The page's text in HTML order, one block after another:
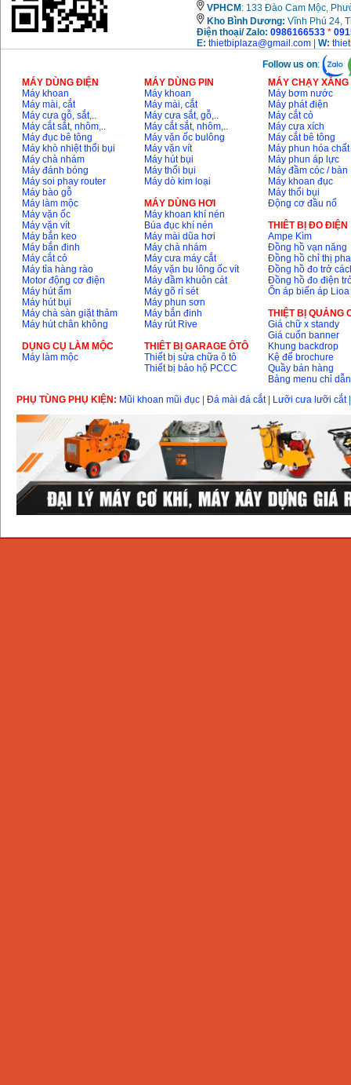
VPHCM : 133 Đào Cam Mộc,
Kho Bình Dương: Vĩnh Phú 24,
Điện thoại/ Zalo: 0986166533 *
E: thietbiplaza@gmail.com W:
Follow us on:
MÁY DÙNG ĐIỆN
Máy khoan
Máy mài, cắt
Máy cưa gỗ, sắt,..
Máy cắt sắt, nhôm,..
Máy đục bê tông
Máy khò nhiệt thổi bụi
Máy chà nhám
Máy đánh bóng
Máy soi phay router
Máy bào gỗ
Máy làm mộc
Máy vặn ốc
Máy vặn vít
Máy bắn keo
Máy bắn đinh
Máy cắt cỏ
Máy tỉa hàng rào
Motor động cơ điện
Máy hút ẩm
Máy hút bụi
Máy chà sàn giặt thảm
Máy hút chân không
DỤNG CỤ LÀM MỘC
Máy làm mộc
MÁY DÙNG PIN
Máy khoan
Máy mài, cắt
Máy cưa sắt, gỗ,..
Máy cắt sắt, nhôm,..
Máy vặn ốc bulông
Máy vặn vít
Máy hút bụi
Máy thổi bụi
Máy dò kim loại
MÁY DÙNG HƠI
Máy khoan khí nén
Búa đục khí nén
Máy mài dũa hơi
Máy chà nhám
Máy cưa máy cắt
Máy vặn bu lông ốc vít
Máy đầm khuôn cát
Máy gõ rỉ sét
Máy phun sơn
Máy bắn đinh
Máy rút Rive
THIÊT BỊ GARAGE ÔTÔ
Thiết bị sửa chữa ô tô
Thiết bị bảo hộ PCCC
MÁY CHẠY
Máy bơm nước
Máy phát điện
Máy cắt cỏ
Máy cưa xích
Máy cắt bê tông
Máy phun hóa chất
Máy phun áp lực
Máy đầm cóc / bàn
Máy khoan đục
Máy thổi bụi
Động cơ đầu nổ
THIÊT BỊ ĐO ĐIỆN
Ampe Kìm
Đồng hồ vạn năng
Đồng hồ chỉ thị pha
Đồng hồ đo trở
Đồng hồ đo điện
Ổn áp biến áp Lioa
THIỆT BỊ QUẢNG
Giá chữ x standy
Giá cuốn banner
Khung backdrop
Kệ để brochure
Quầy bán hàng
Bảng menu chỉ dẫn
PHỤ TÙNG PHỤ KIỆN: Mũi khoan mũi đục Đá mài đá cắt| Lưỡi cưa lưỡi cắt